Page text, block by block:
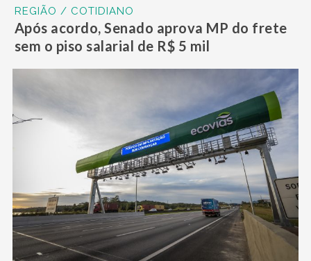
REGIÃO / COTIDIANO
Após acordo, Senado aprova MP do frete
sem o piso salarial de R$ 5 mil